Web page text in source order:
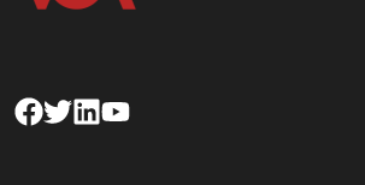
Facebook
TwitterLinkedinYoutube